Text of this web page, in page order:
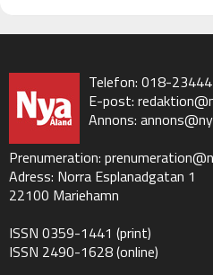
Telefon: 018-23444
E-post:
Annons:
Prenumeration:
Adress: Norra Esplanadgatan 1
22100 Mariehamn
ISSN 0359-1441 (print)
ISSN 2490-1628 (online)